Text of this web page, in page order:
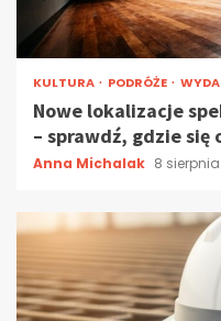
KULTURA PODRÓŻE
Nowe lokalizacje
– sprawdź, gdzie się
Anna Michalak 8